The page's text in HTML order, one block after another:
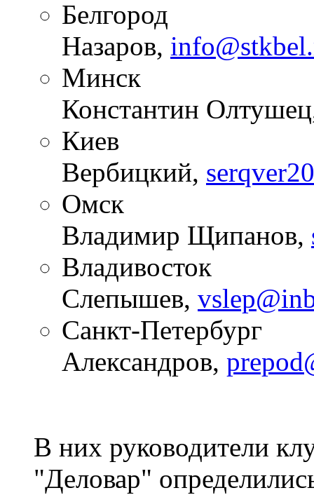
Белгород
Назаров,
Минск
Константин
Киев
Вербицкий,
Омск
Владимир Щипанов,
Владивосток
Слепышев,
Санкт-Петербург
Александров,
В них руководители
"Деловар"